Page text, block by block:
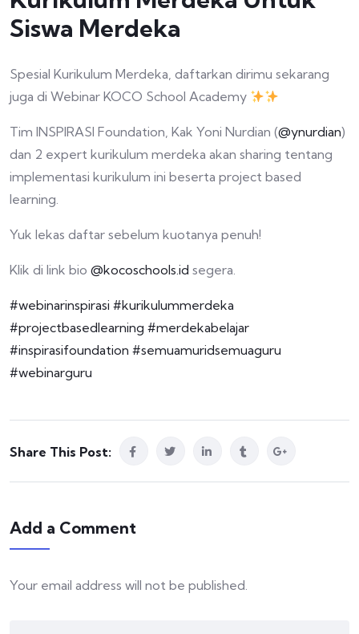
Siswa Merdeka
Spesial Kurikulum Merdeka, daftarkan dirimu sekarang
juga di Webinar KOCO School Academy
Tim INSPIRASI Foundation, Kak Yoni Nurdian (@ynurdian)
dan 2 expert kurikulum merdeka akan sharing tentang
implementasi kurikulum ini beserta project based
learning.
Yuk lekas daftar sebelum kuotanya penuh!
Klik di link bio @kocoschools.id segera.
#webinarinspirasi #kurikulummerdeka
#projectbasedlearning #merdekabelajar
#inspirasifoundation #semuamuridsemuaguru
#webinarguru
Share This Post:
Add a Comment
Your email address will not be published.